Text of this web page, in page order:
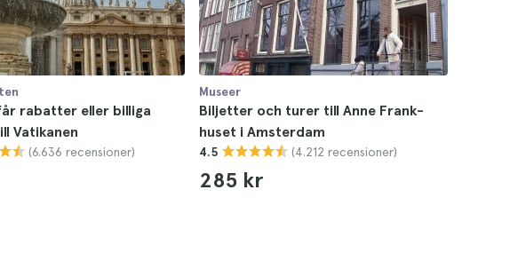
rabatter eller billiga
Vatikanen
(6.636 recensioner)
Museer
Biljetter och turer till Anne Frank-
huset i Amsterdam
4.5 (4.212 recensioner)
285 kr